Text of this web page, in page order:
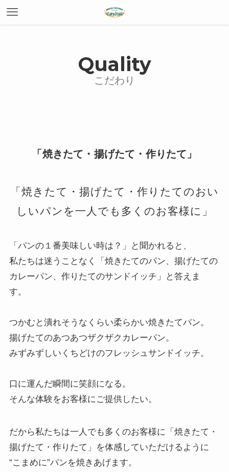
Quality
「焼きたて・揚げたて・作りたて」
「焼きたて・揚げたて・作りたてのおい
しいパンを一人でも多くのお客様に」
「パンの１番美味しい時は？」と聞かれると、
私たちは迷うことなく「焼きたてのパン、揚げたての
カレーパン、作りたてのサンドイッチ」と答えま
す。
つかむと潰れそうなくらい柔らかい焼きたてパン。
揚げたてのあつあつザクザクカレーパン。
みずみずしいくちどけのフレッシュサンドイッチ。
口に運んだ瞬間に笑顔になる。
そんな体験をお客様にご提供したい。
だから私たちは一人でも多くのお客様に「焼きたて・
揚げたて・作りたて」を体感していただけるように
“こまめに”パンを焼きあげます。